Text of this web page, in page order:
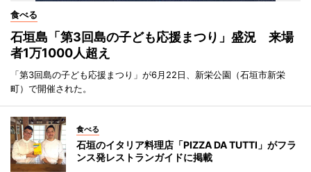
食べる
石垣島「第3回島の子ども応援まつり」盛況 来場
者1万1000人超え
「第3回島の子ども応援まつり」が6月22日、新栄公園（石垣市新栄
町）で開催された。
食べる
石垣のイタリア料理店「PIZZA DA TUTTI」がフラ
ンス発レストランガイドに掲載